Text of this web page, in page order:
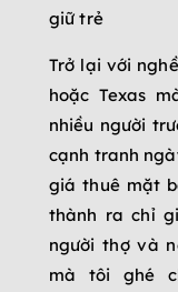
giữ trẻ
Trở lại với
hoặc Texas
nhiều người
cạnh tranh
giá thuê mặt
thành ra chỉ
người thợ và
mà tôi ghé